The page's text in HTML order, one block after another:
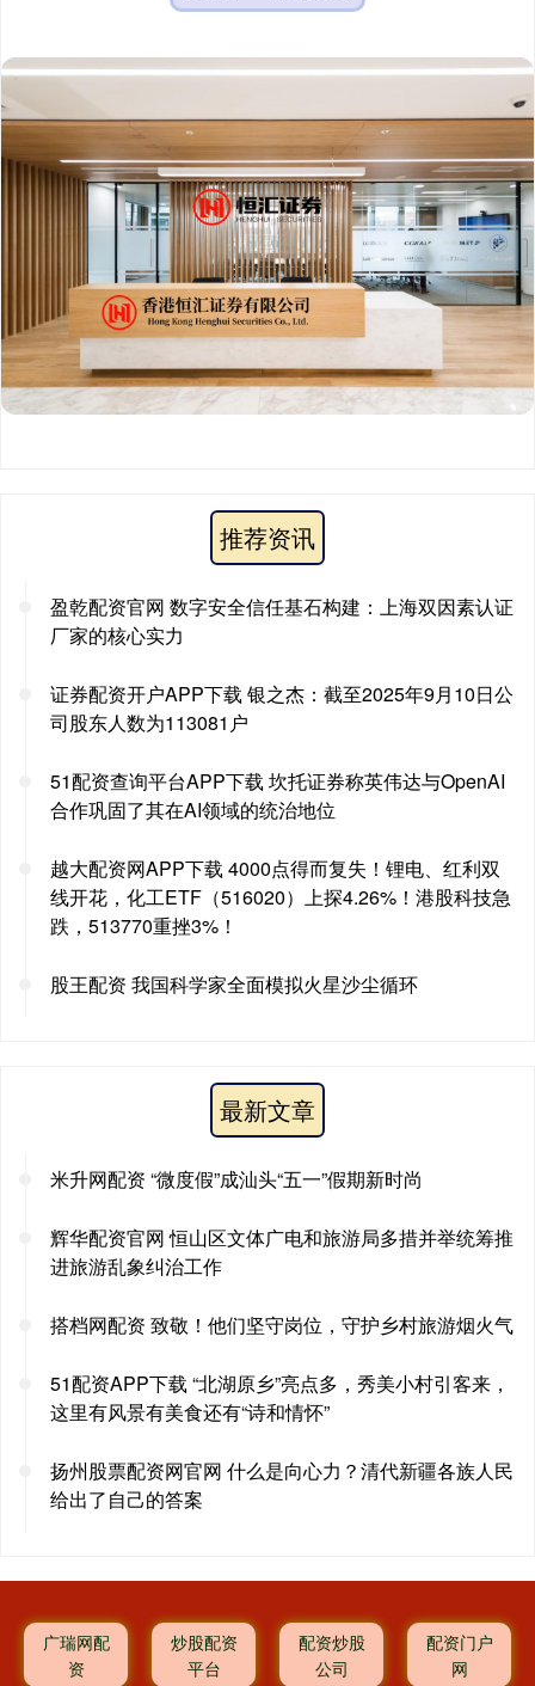
推荐资讯
盈乾配资官网 数字安全信任基石构建：上海双因素认证
厂家的核心实力
证券配资开户APP下载 银之杰：截至2025年9月10日公
司股东人数为113081户
51配资查询平台APP下载 坎托证券称英伟达与OpenAI
合作巩固了其在AI领域的统治地位
越大配资网APP下载 4000点得而复失！锂电、红利双
线开花，化工ETF（516020）上探4.26%！港股科技急
跌，513770重挫3%！
股王配资 我国科学家全面模拟火星沙尘循环
最新文章
米升网配资 “微度假”成汕头“五一”假期新时尚
辉华配资官网 恒山区文体广电和旅游局多措并举统筹推
进旅游乱象纠治工作
搭档网配资 致敬！他们坚守岗位，守护乡村旅游烟火气
51配资APP下载 “北湖原乡”亮点多，秀美小村引客来，
这里有风景有美食还有“诗和情怀”
扬州股票配资网官网 什么是向心力？清代新疆各族人民
给出了自己的答案
广瑞网配
资
炒股配资
平台
配资炒股
公司
配资门户
网